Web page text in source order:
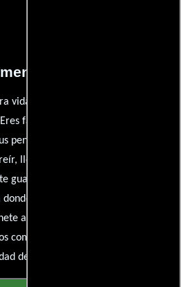
vida a través de tus opiniones. ¿Qué
fan de Doug Aitken, David Adjaye
pensamientos, emociones y críticas
llorar o reflexionar? Este es el
guardes nada! Queremos construir
la conversación sobre cine y
a la charla y déjanos conocer tu
comentarios son la pantalla donde
de opiniones!